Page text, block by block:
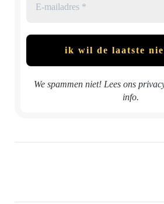
We spammen niet! Lees ons
info.